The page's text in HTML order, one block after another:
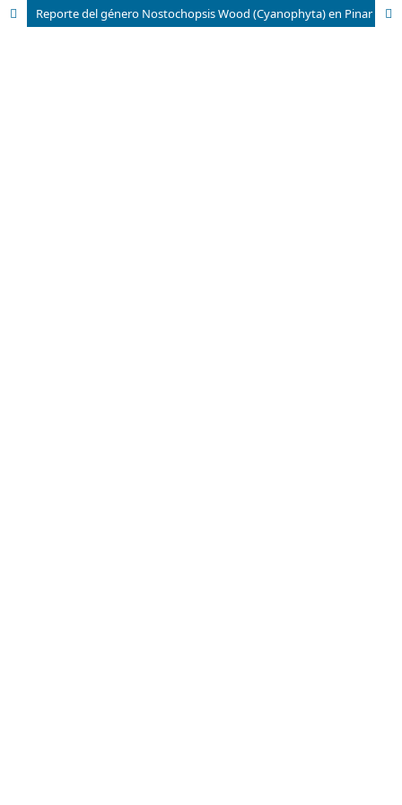
Reporte del género Nostochopsis Wood (Cyanophyta) en Pinar del Río, Cuba